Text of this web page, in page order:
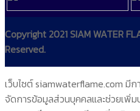
Copyright 2021 SIAM WATER
Reserved.
เว็บไซต์ siamwaterflame.com มี
จัดการข้อมูลส่วนบุคคลและช่วยเพิ่ม